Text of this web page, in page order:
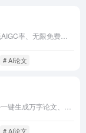
# AI论文
# AI论文